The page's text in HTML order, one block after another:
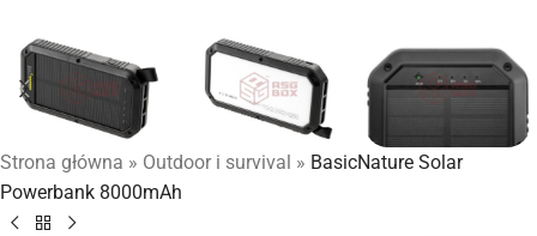
Strona główna » Outdoor i survival » BasicNature Solar
Powerbank 8000mAh